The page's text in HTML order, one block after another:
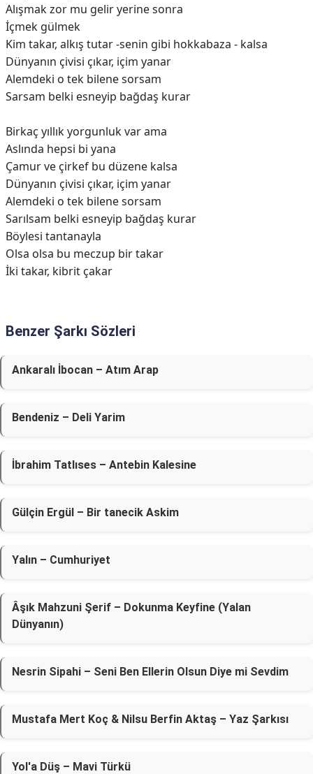
Alışmak zor mu gelir yerine sonra
İçmek gülmek
Kim takar, alkış tutar -senin gibi hokkabaza - kalsa
Dünyanın çivisi çıkar, içim yanar
Alemdeki o tek bilene sorsam
Sarsam belki esneyip bağdaş kurar
Birkaç yıllık yorgunluk var ama
Aslında hepsi bi yana
Çamur ve çirkef bu düzene kalsa
Dünyanın çivisi çıkar, içim yanar
Alemdeki o tek bilene sorsam
Sarılsam belki esneyip bağdaş kurar
Böylesi tantanayla
Olsa olsa bu meczup bir takar
İki takar, kibrit çakar
Benzer Şarkı Sözleri
Ankaralı İbocan – Atım Arap
Bendeniz – Deli Yarim
İbrahim Tatlıses – Antebin Kalesine
Gülçin Ergül – Bir tanecik Askim
Yalın – Cumhuriyet
Âşık Mahzuni Şerif – Dokunma Keyfine (Yalan
Dünyanın)
Nesrin Sipahi – Seni Ben Ellerin Olsun Diye mi Sevdim
Mustafa Mert Koç & Nilsu Berfin Aktaş – Yaz Şarkısı
Yol'a Düş – Mavi Türkü